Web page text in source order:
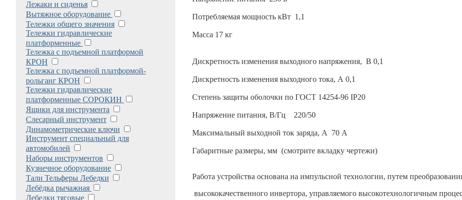
Лежаки и сиденья
Вытяжное оборудование
Тележки общего значения
Тележки гидравлические
платформенные
Тележка с подъемной платформой
КРОН
Тележка с подъемной платформой-
рольганг КРОН
Тележки гидравлические
платформенные СОРОКИН
Ящики для инструмента
Слесарный инструмент
Динамометрические ключи
Инструмент специальный для
автомобилей
Наборы инструментов
Кузнечное оборудование
Тали Тельферы Лебедки
Лебёдка рычажная
Лебедки тяговые
Потребляемая мощность кВт 1,1
Масса 17 кг
Дискретность изменения выходного напряжения, В 0,1
Дискретность изменения выходного тока, А 0,1
Степень защиты оболочки по ГОСТ 14254-96 IP20
Напряжение питания, В/Гц 220/50
Максимальный выходной ток заряда, А 70 А
Габаритные размеры, мм (смотрите вкладку чертежи)
Работа устройства основана на импульсной технологии, путем
высококачественного инвертора, управляемого высокотехнологичным